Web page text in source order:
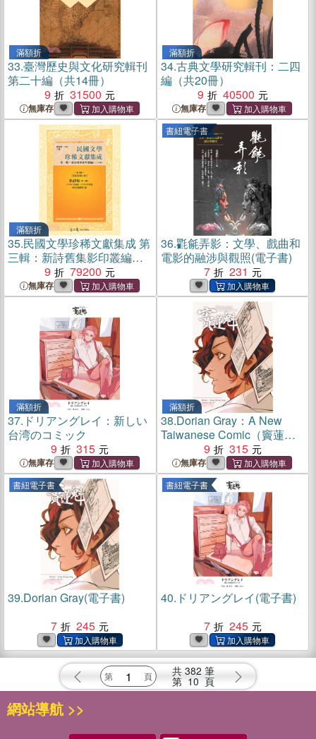
滿額折
33.臺灣歷史與文化研究輯刊
第二十編（共14冊）
9
31500
無庫存
滿額折
34.古典文學研究輯刊：二四
編（共20冊）
9
40500
無庫存
滿額折
35.民國文學珍稀文獻集成 第
三輯：新詩舊集影印叢編
（86-120冊）
9 79200
無庫存
書紐電子書
36.氍毹弄影：文學、戲曲和
電影的融涉與觀照(電子書)
7
231
滿額折
37. ドリアングレイ：新しい
台湾のコミック
9
315
無庫存
滿額折
38.Dorian Gray：A New
Taiwanese Comic（竇蓮魁
英文版）9 315
無庫存
書紐電子書
39.Dorian Gray(電子書)
7
245
書紐電子書
40. ドリアングレイ(電子書)
7
245
共 382 筆
第 10 頁
網站導航 >>